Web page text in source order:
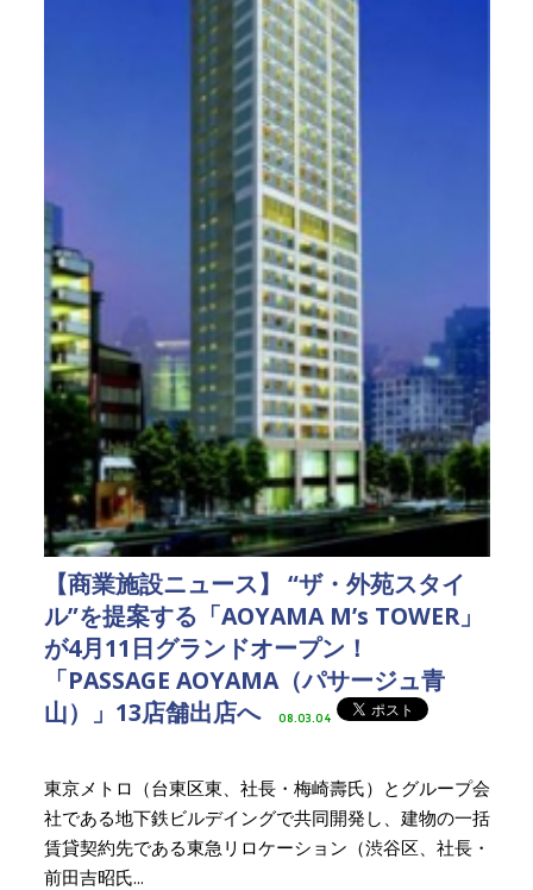
【商業施設ニュース】 “ザ・外苑スタイ
ル”を提案する「AOYAMA M’s TOWER」
が4月11日グランドオープン！
「PASSAGE AOYAMA（パサージュ青
山）」13店舗出店へ
08.03.04
東京メトロ（台東区東、社長・梅崎壽氏）とグループ会
社である地下鉄ビルデイングで共同開発し、建物の一括
賃貸契約先である東急リロケーション（渋谷区、社長・
前田吉昭氏...